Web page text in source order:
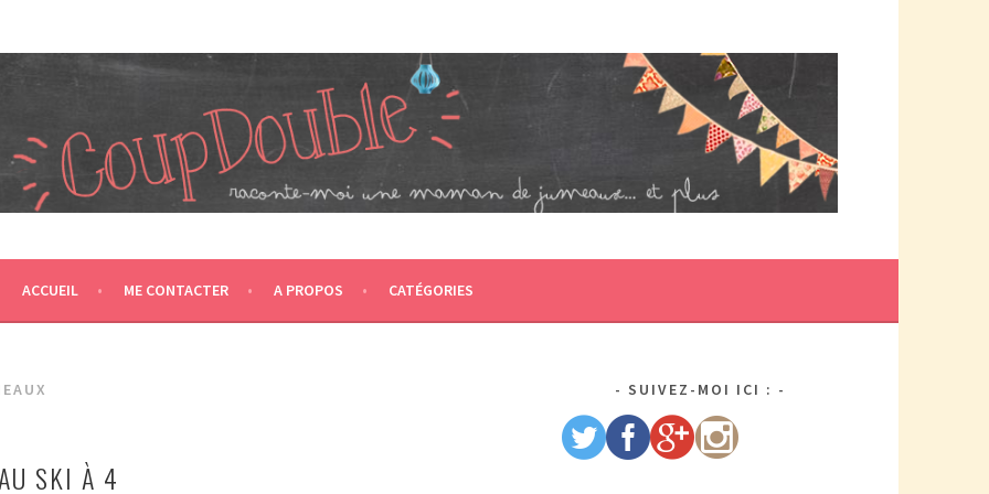
CA NOUS PROPULSE SUPER MAMAN! CA DONNE DEUX FOIS PLUS DE TRACAS, MAIS AUSSI DEUX FOIS PLUS D'AMOUR.
ACCUEIL ME CONTACTER A PROPOS CATÉGORIES
SKI À 4
SUIVEZ-MOI ICI :